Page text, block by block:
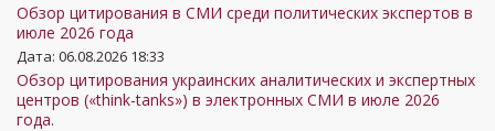
Обзор цитирования в СМИ среди политических экспертов в
июле 2026 года
Дата: 06.08.2026 18:33
Обзор цитирования украинских аналитических и экспертных
центров («think-tanks») в электронных СМИ в июле 2026
года.